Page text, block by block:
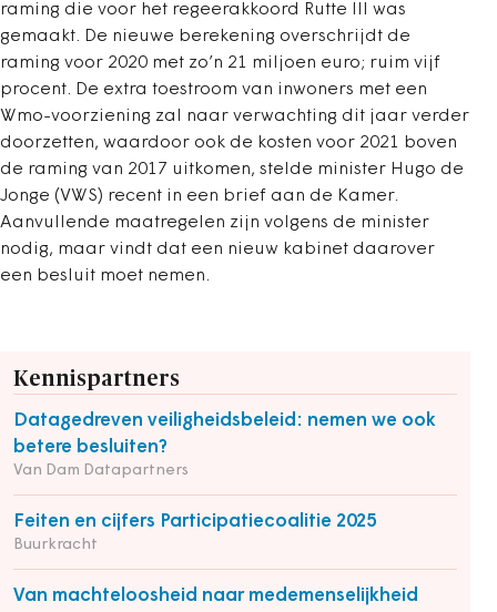
raming die voor het regeerakkoord Rutte III was
gemaakt. De nieuwe berekening overschrijdt de
raming voor 2020 met zo’n 21 miljoen euro; ruim vijf
procent. De extra toestroom van inwoners met een
Wmo-voorziening zal naar verwachting dit jaar verder
doorzetten, waardoor ook de kosten voor 2021 boven
de raming van 2017 uitkomen, stelde minister Hugo de
Jonge (VWS) recent in een brief aan de Kamer.
Aanvullende maatregelen zijn volgens de minister
nodig, maar vindt dat een nieuw kabinet daarover
een besluit moet nemen.
Kennispartners
Datagedreven veiligheidsbeleid: nemen we ook
betere besluiten?
Van Dam Datapartners
Feiten en cijfers Participatiecoalitie 2025
Buurkracht
Van machteloosheid naar medemenselijkheid